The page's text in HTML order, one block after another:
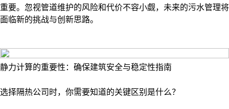
重要。忽视管道维护的风险和代价不容小觑，未来的污水管理将
面临新的挑战与创新思路。
静力计算的重要性：确保建筑安全与稳定性指南
选择隔热公司时，你需要知道的关键区别是什么？